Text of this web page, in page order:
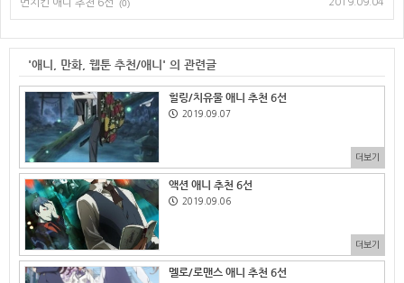
먼치킨 애니 추천 6선 (0) 2019.09.04
'애니, 만화, 웹툰 추천/애니' 의 관련글
힐링/치유물 애니 추천 6선
2019.09.07
더보기
액션 애니 추천 6선
2019.09.06
더보기
멜로/로맨스 애니 추천 6선